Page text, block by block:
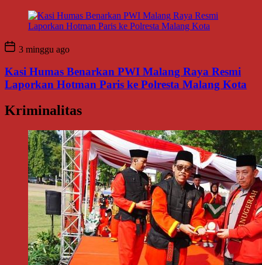
3 minggu ago
Kasi Humas Benarkan PWI Malang Raya Resmi
Laporkan Hotman Paris ke Polresta Malang Kota
Kriminalitas